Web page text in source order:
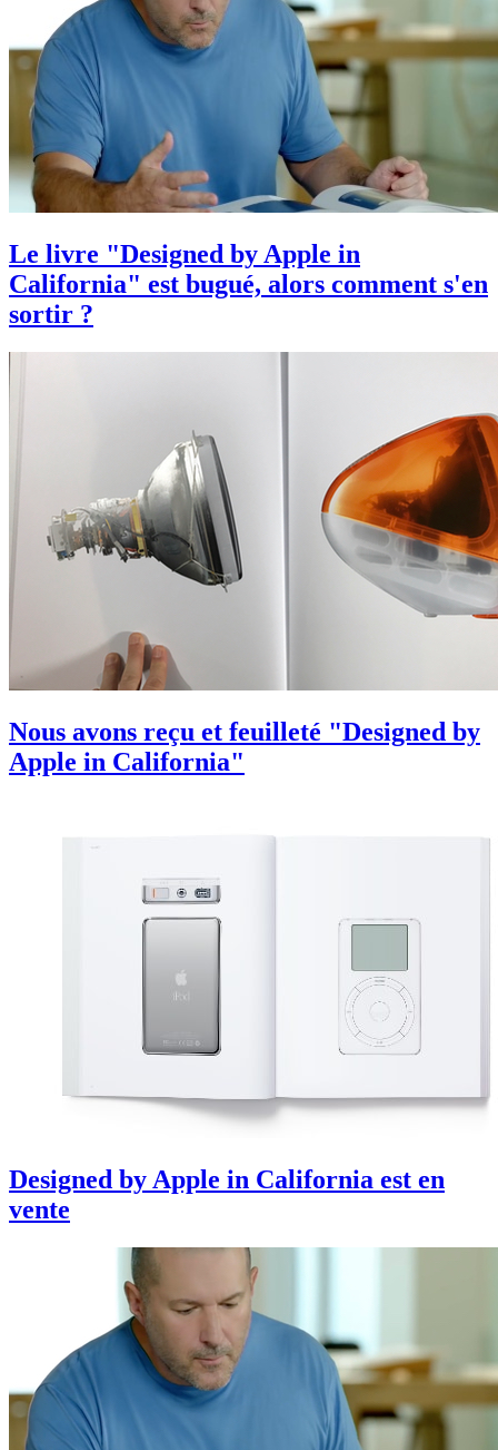
Le livre "Designed by Apple in
California" est bugué, alors comment s'en
sortir ?
Nous avons reçu et feuilleté "Designed by
Apple in California"
Designed by Apple in California est en
vente